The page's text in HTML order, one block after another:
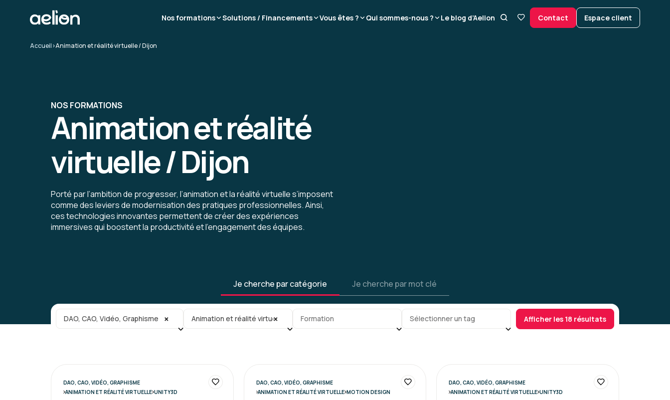
Nos formations Solutions / Financements Vous êtes ? Qui sommes-nous ? Le blog d’Aelion Contact Espace client
Accueil>Animation et réalité virtuelle / Dijon
NOS FORMATIONS
Animation et réalité
virtuelle / Dijon
Porté par l’ambition de progresser, l’animation et la réalité virtuelle s’imposent
comme des leviers de modernisation des pratiques professionnelles. Ainsi,
ces technologies innovantes permettent de créer des expériences
immersives qui boostent la productivité et l’engagement des équipes.
Je cherche par catégorie Je cherche par mot clé
Catégorie principale ×
DAO, CAO, Vidéo, Graphisme Sous-catégorie ×
Animation et réalité virtuelle Sous-sous-catégorie
Formation TagSélectionner un tag Afficher les 18 résultats
DAO, CAO, VIDÉO, GRAPHISME
ANIMATION ET RÉALITÉ VIRTUELLE UNITY3D
DAO, CAO, VIDÉO, GRAPHISME
ANIMATION ET RÉALITÉ VIRTUELLE MOTION DESIGN
DAO, CAO, VIDÉO, GRAPHISME
ANIMATION ET RÉALITÉ VIRTUELLE UNITY3D